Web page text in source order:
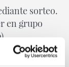
sorteo.
en grupo